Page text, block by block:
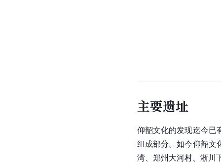
主要遗址
仰韶文化的发现迄今已
组成部分。如今仰韶文
湾 、郑州大河村 、淅